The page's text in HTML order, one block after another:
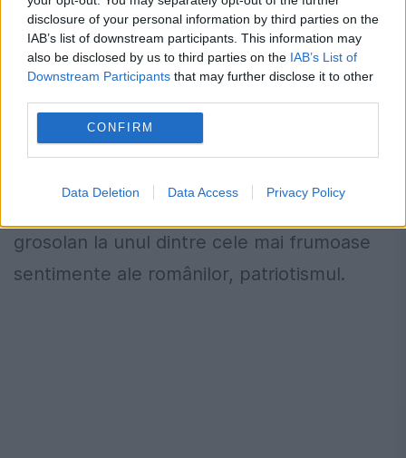
disclosure of your personal information by third parties on the
IAB’s list of downstream participants. This information may
also be disclosed by us to third parties on the IAB’s List of
Downstream Participants that may further disclose it to other
CONFIRM
Data Deletion Data Access Privacy Policy
Această lege a creat niște probleme cu
adevărat extraordinare lanțurilor
comerciale. Toată această campanie
denigratoare la adresa supermarketurilor
este orchestrată exclusiv de interese
grosolan la unul dintre cele mai frumoase
sentimente ale românilor, patriotismul.